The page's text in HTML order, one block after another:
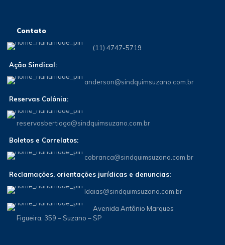
Contato
(11) 4747-5719
Ação Sindical:
anderson@sindquimsuzano.com.br
Reservas Colônia:
reservasbertioga@sindquimsuzano.com.br
Boletos e Correlatos:
cobranca@sindquimsuzano.com.br
Reclamações, orientações jurídicas e denuncias:
Idaias@sindquimsuzano.com.br
Avenida Antônio Marques
Figueira, 359 – Suzano – SP